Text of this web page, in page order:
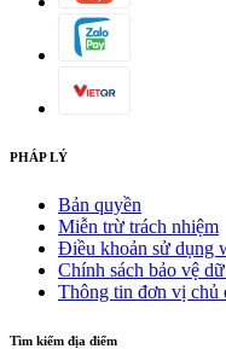
PHÁP LÝ
Bản quyền
Miễn trừ trách nhiệm
Điều khoản sử dụng
Chính sách bảo vệ
Thông tin đơn vị chủ
Tìm kiếm địa điểm